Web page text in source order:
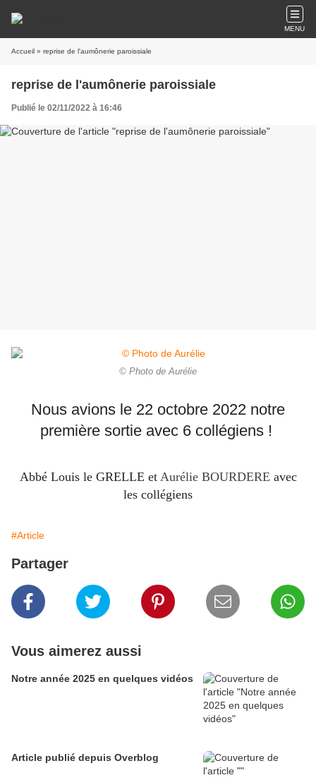
MENU
Accueil » reprise de l'aumônerie paroissiale
reprise de l'aumônerie paroissiale
Publié le 02/11/2022 à 16:46
© Photo de Aurélie
Nous avions le 22 octobre 2022 notre
première sortie avec 6 collégiens !
Abbé Louis le GRELLE et Aurélie BOURDERE avec
les collégiens
#Article
Partager
Vous aimerez aussi
Notre année 2025 en quelques vidéos
Article publié depuis Overblog